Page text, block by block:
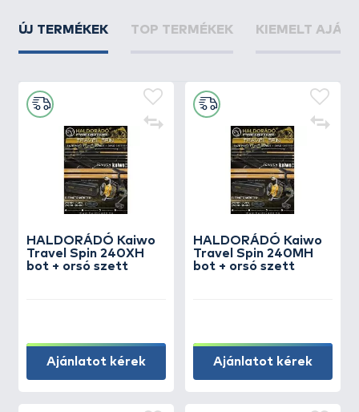
ÚJ TERMÉKEK TOP TERMÉKEK KIEMELT
HALDORÁDÓ Kaiwo
Travel Spin 240XH
bot + orsó szett
Ajánlatot kérek
HALDORÁDÓ Kaiwo
Travel Spin 240MH
bot + orsó szett
Ajánlatot kérek